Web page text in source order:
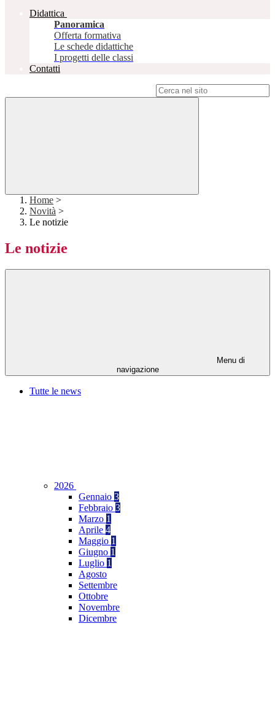
Didattica
Panoramica
Offerta formativa
Le schede didattiche
I progetti delle classi
Contatti
Home >
Novità >
Le notizie
Le notizie
Menu di
navigazione
Tutte le news
2026
Gennaio 3
Febbraio 3
Marzo 1
Aprile 4
Maggio 1
Giugno 1
Luglio 1
Agosto
Settembre
Ottobre
Novembre
Dicembre